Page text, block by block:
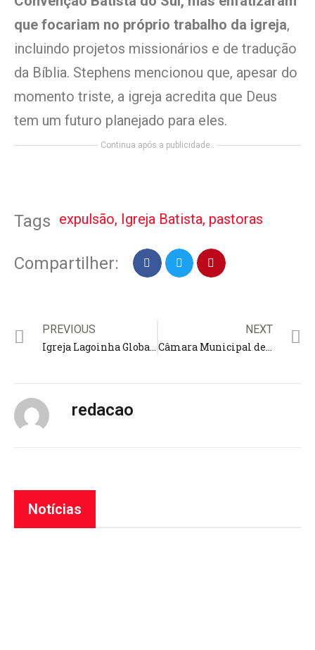
que focariam no próprio trabalho da igreja,
incluindo projetos missionários e de tradução
da Bíblia. Stephens mencionou que, apesar do
momento triste, a igreja acredita que Deus
tem um futuro planejado para eles.
Continua após a publicidade..
Tags expulsão, Igreja Batista, pastoras
Compartilher:
PREVIOUS
Igreja Lagoinha Global oferece área VIP para fiéis famosos e causa polêmica; pastor André Valadão explica os motivos
NEXT
Câmara Municipal de Manaus homenageia lideranças de instituições que trabalham com o resgate social de jovens
redacao
Notícias